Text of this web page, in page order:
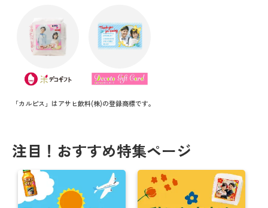
「カルピス」はアサヒ飲料(株)の登録商標です。
注目！おすすめ特集ページ